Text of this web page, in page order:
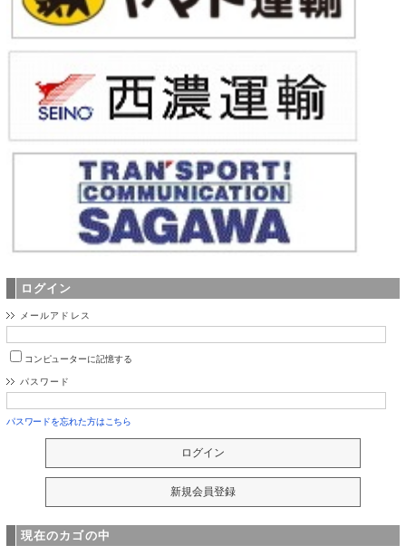
ログイン
メールアドレス
コンピューターに記憶する
パスワード
パスワードを忘れた方はこちら
現在のカゴの中